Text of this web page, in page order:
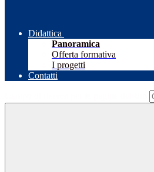
Didattica
Panoramica
Offerta formativa
I progetti
Contatti